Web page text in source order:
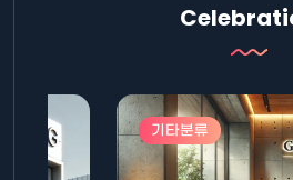
기타분류